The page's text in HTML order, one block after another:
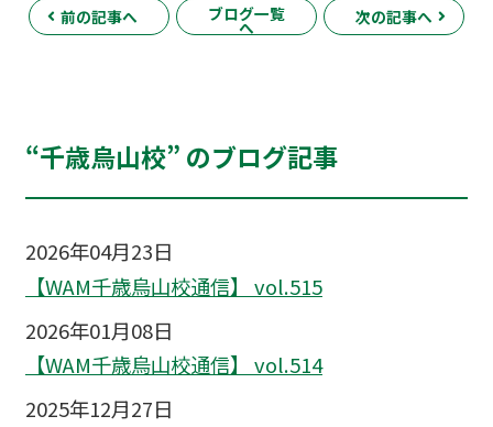
前の記事へ ブログ一覧
へ
次の記事へ
“千歳烏山校” のブログ記事
2026年04月23日
【WAM千歳烏山校通信】 vol.515
2026年01月08日
【WAM千歳烏山校通信】 vol.514
2025年12月27日